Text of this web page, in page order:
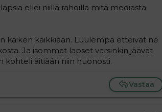
ellei niillä rahoilla mitä mediasta
kaiken kaikkiaan. Luulempa etteivät ne
Ja isommat lapset varsinkin jäävät
kohteli äitiään niin huonosti.
Vastaa